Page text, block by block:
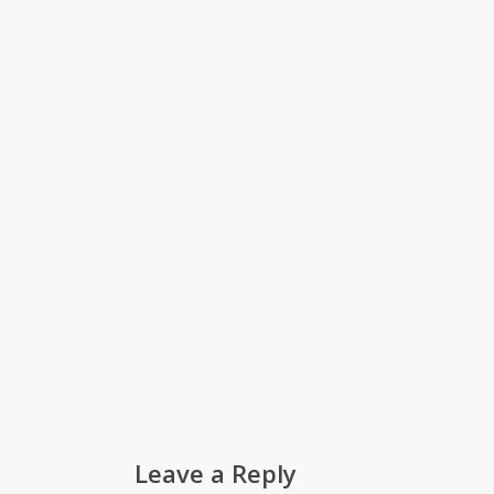
Leave a Reply